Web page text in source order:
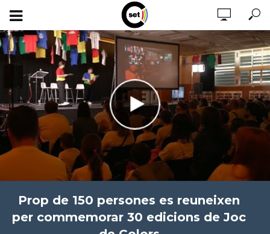
Prop de 150 persones es reuneixen
per commemorar 30 edicions de Joc